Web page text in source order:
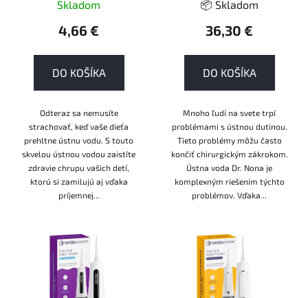
Skladom
4,66 €
DO KOŠÍKA
Odteraz sa nemusíte
strachovať, keď vaše dieťa
prehltne ústnu vodu. S touto
skvelou ústnou vodou zaistíte
zdravie chrupu vašich detí,
ktorú si zamilujú aj vďaka
príjemnej...
📦 Skladom
36,30 €
DO KOŠÍKA
Mnoho ľudí na svete trpí
problémami s ústnou dutinou.
Tieto problémy môžu často
končiť chirurgickým zákrokom.
Ústna voda Dr. Nona je
komplexným riešením týchto
problémov. Vďaka...